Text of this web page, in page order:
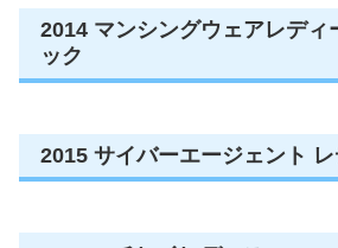
2014 マンシングウェアレディ
ック
2015 サイバーエージェント